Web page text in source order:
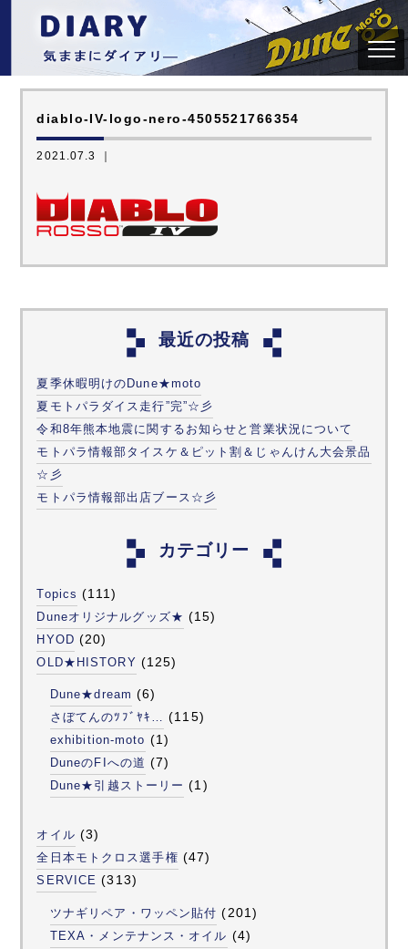
diablo-IV-logo-nero-4505521766354
2021.07.3 ｜
最近の投稿
夏季休暇明けのDune★moto
夏モトパラダイス走行”完”☆彡
令和8年熊本地震に関するお知らせと営業状況について
モトパラ情報部タイスケ＆ピット割＆じゃんけん大会景品
☆彡
モトパラ情報部出店ブース☆彡
カテゴリー
Topics (111)
Duneオリジナルグッズ★ (15)
HYOD (20)
OLD★HISTORY (125)
Dune★dream (6)
さぼてんのﾂﾌﾞﾔｷ… (115)
exhibition-moto (1)
DuneのFIへの道 (7)
Dune★引越ストーリー (1)
オイル (3)
全日本モトクロス選手権 (47)
SERVICE (313)
ツナギリペア・ワッペン貼付 (201)
TEXA・メンテナンス・オイル (4)